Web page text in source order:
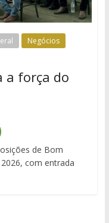
Negócios
a força do
de Bom
com entrada